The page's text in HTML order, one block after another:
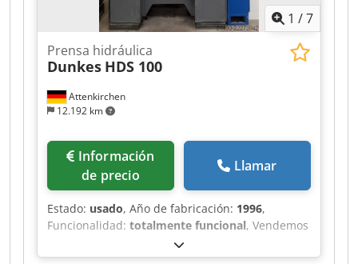
1 /7
Attenkirchen
12.192 km
Prensa hidráulica
Dunkes HDS 100
de precio
Llamar
Estado: usado, Año de fabricación: 1996,
Funcionalidad: totalmente funcional, Vendemos
nuestra prensa hidráulica usada Dunkes HDS
100: Fuerza de prensado: 1000 kN Recorrido del